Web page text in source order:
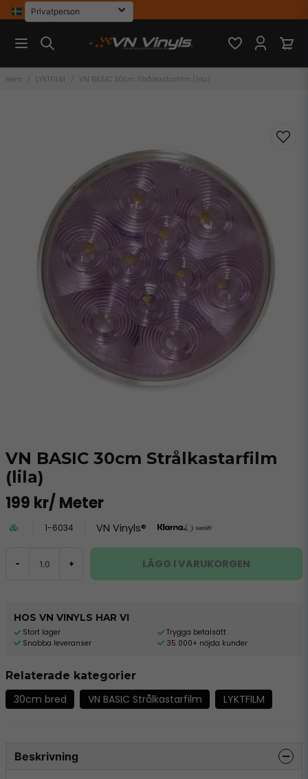
Hem LYKTFILM VN BASIC 30cm Strålkastarfilm (lila)
VN BASIC 30cm Strålkastarfilm
(lila)
199 kr/ Meter
1-6034 VN Vinyls®
- + LÄGG I VARUKORGEN
HOS VN VINYLS HAR VI
Stort lager
Snabba leveranser
Trygga betalsätt
35 000+ nöjda kunder
Relaterade kategorier
30cm bred VN BASIC Strålkastarfilm LYKTFILM
Beskrivning